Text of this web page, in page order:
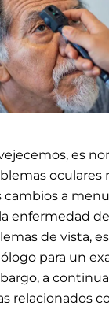
es
oculares
cambios a
enfermedad
de vista,
para un
a
relacionados